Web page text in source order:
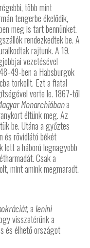
több mint
tengerbe ékelődik,
meg is tart bennünket.
rendezkedtek be. A
rajtunk. A 19.
vezetésével
49-ben a Habsburgok
torkollt. Ezt a fiatal
verte le. 1867-től
Monarchiábana
éltünk meg. Az
be. Utána a győztes
és rövidlátó békét
lett a háború legnagyobb
Csak a
mint amink megmaradt.
, alenini
visszatérünk a
és élhető országot